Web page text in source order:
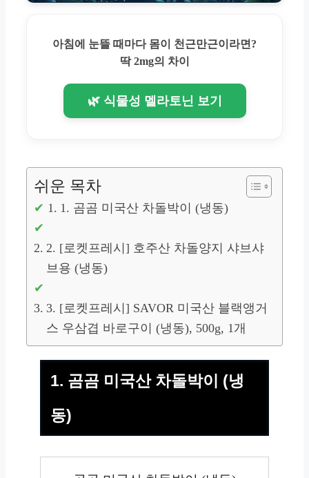
아침에 눈뜰 때마다 몸이 천근만근이라면?
딱 2mg의 차이
🌿 식물성 멜라토닌 보기
쉬운 목차
1. 곰곰 미국산 차돌박이 (냉동)
2. [로켓프레시] 호주산 차돌양지 샤브샤
브용 (냉동)
3. [로켓프레시] SAVOR 미국산 블랙앵거
스 우삼겹 바로구이 (냉동), 500g, 1개
1. 곰곰 미국산 차돌박이 (냉
동)